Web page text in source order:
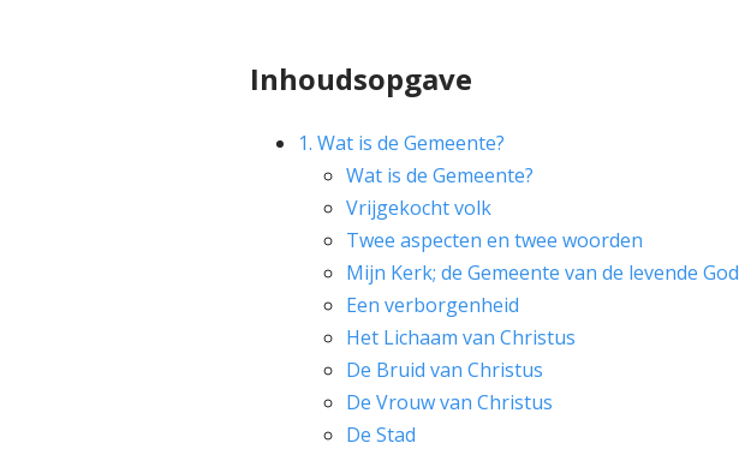
Inhoudsopgave
1. Wat is de Gemeente?
Wat is de Gemeente?
Vrijgekocht volk
Twee aspecten en twee woorden
Mijn Kerk; de Gemeente van de levende God
Een verborgenheid
Het Lichaam van Christus
De Bruid van Christus
De Vrouw van Christus
De Stad